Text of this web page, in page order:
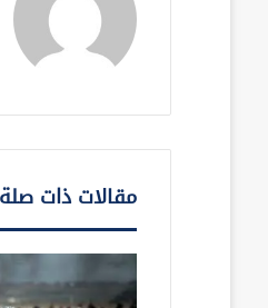
مقالات ذات صلة